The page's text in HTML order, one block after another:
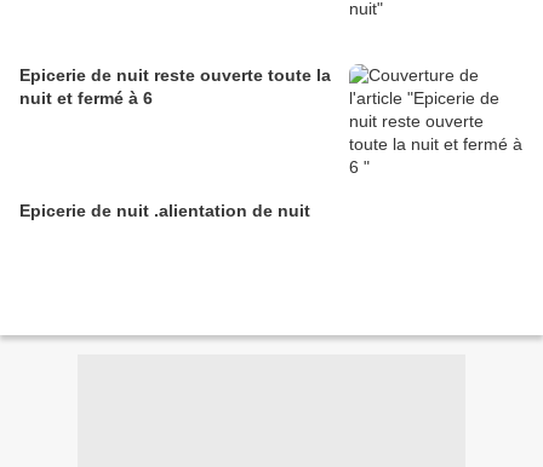
Epicerie de nuit reste ouverte toute la
nuit et fermé à 6
Epicerie de nuit .alientation de nuit